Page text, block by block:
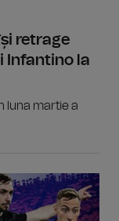
retrage
Infantino la
luna martie a